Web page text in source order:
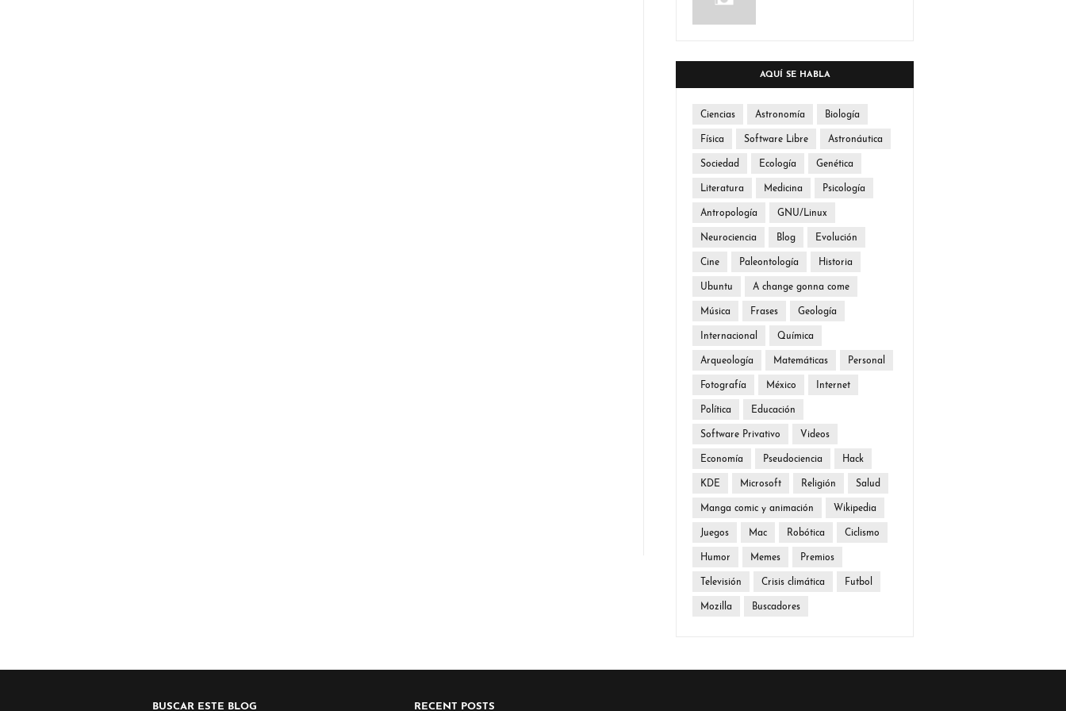
AQUÍ SE HABLA
Ciencias Astronomía Biología
Física Software Libre Astronáutica
Sociedad Ecología Genética
Literatura Medicina Psicología
Antropología GNU/Linux
Neurociencia Blog Evolución
Cine Paleontología Historia
Ubuntu A change gonna come
Música Frases Geología
Internacional Química
Arqueología Matemáticas Personal
Fotografía México Internet
Política Educación
Software Privativo Videos
Economía Pseudociencia Hack
KDE Microsoft Religión Salud
Manga comic y animación Wikipedia
Juegos Mac Robótica Ciclismo
Humor Memes Premios
Televisión Crisis climática Futbol
Mozilla Buscadores
BUSCAR ESTE BLOG RECENT POSTS